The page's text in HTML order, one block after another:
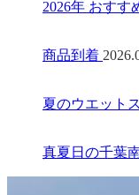
2026年 おすす
商品到着
夏のウエット
真夏日の千葉